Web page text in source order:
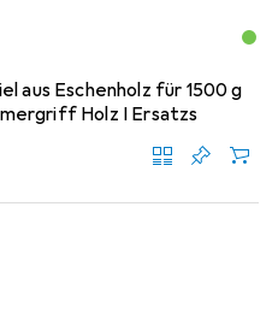
aus Eschenholz für 1500 g
Holz I Ersatzs